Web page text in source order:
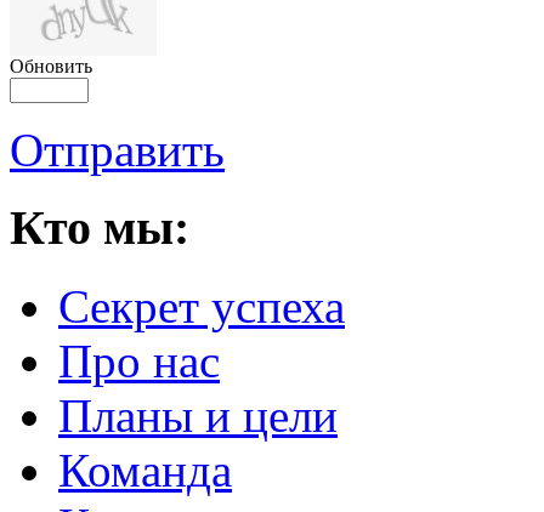
Обновить
Отправить
Кто мы:
Секрет успеха
Про нас
Планы и цели
Команда